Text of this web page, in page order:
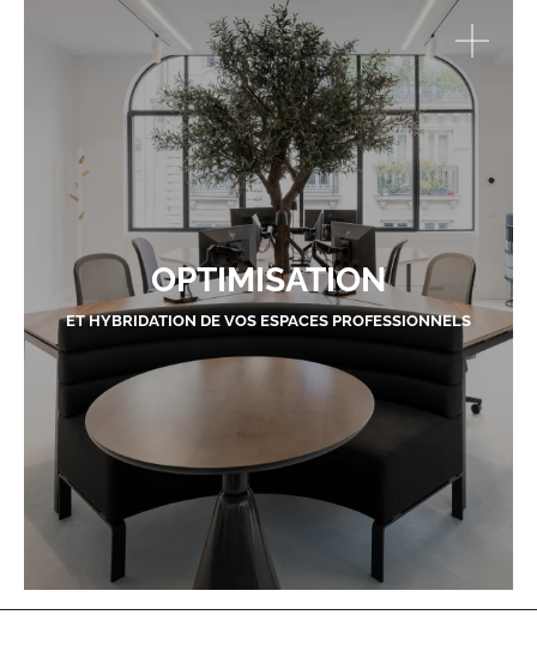
OPTIMISATION
ET HYBRIDATION DE VOS ESPACES PROFESSIONNELS